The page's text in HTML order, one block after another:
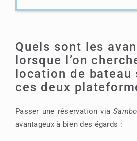
Quels sont les
lorsque l’on
location de bateau
ces deux
Passer une réservation via
avantageux à bien des égards :